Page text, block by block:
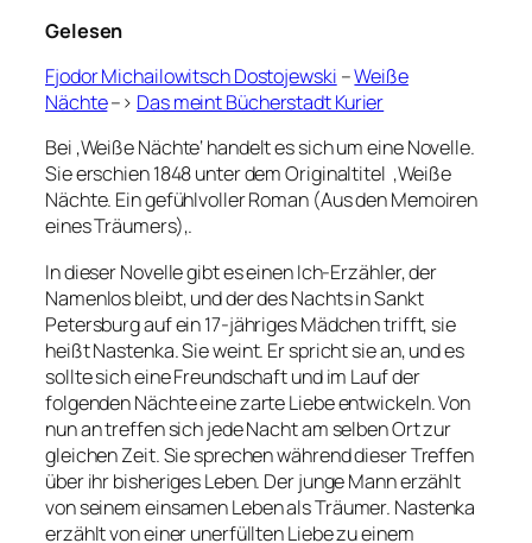
Gelesen
Fjodor Michailowitsch Dostojewski –Weiße
Nächte–> Das meint Bücherstadt Kurier
Bei ‚Weiße Nächte‘ handelt es sich um eine Novelle.
Sie erschien 1848 unter dem Originaltitel ‚Weiße
Nächte. Ein gefühlvoller Roman (Aus den Memoiren
eines Träumers)‚.
In dieser Novelle gibt es einen Ich-Erzähler, der
Namenlos bleibt, und der des Nachts in Sankt
Petersburg auf ein 17-jähriges Mädchen trifft, sie
heißt Nastenka. Sie weint. Er spricht sie an, und es
sollte sich eine Freundschaft und im Lauf der
folgenden Nächte eine zarte Liebe entwickeln. Von
nun an treffen sich jede Nacht am selben Ort zur
gleichen Zeit. Sie sprechen während dieser Treffen
über ihr bisheriges Leben. Der junge Mann erzählt
von seinem einsamen Leben als Träumer. Nastenka
erzählt von einer unerfüllten Liebe zu einem